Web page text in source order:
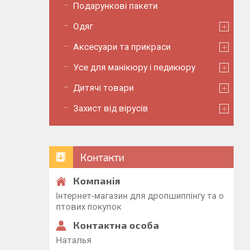
Подарункові пакети
Одяг
Аксесуари та прикраси
Усе для манікюру і педикюру
Дитячі товари
Захист від вірусів
Контакти
Інтернет-магазин для дропшиппінгу та о
птових покупок
Наталья